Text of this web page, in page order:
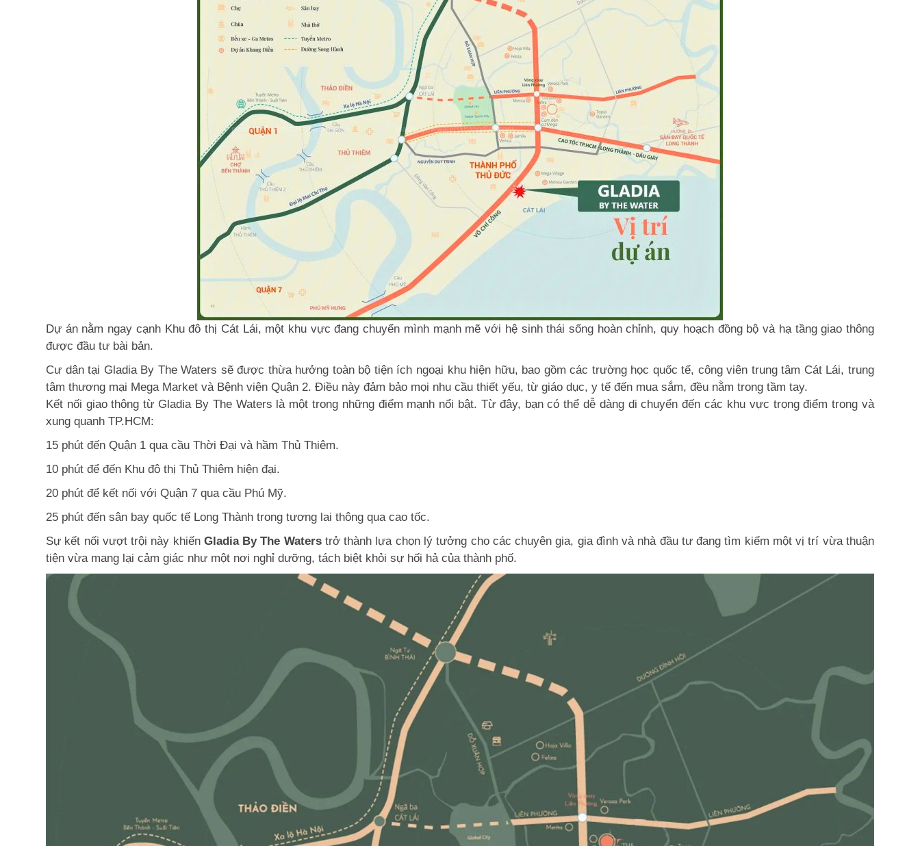
Dự án nằm ngay cạnh Khu đô thị Cát Lái, một khu vực đang chuyển mình mạnh mẽ với hệ sinh thái sống hoàn chỉnh, quy hoạch đồng bộ và hạ tầng giao thông
được đầu tư bài bản.
Cư dân tại Gladia By The Waters sẽ được thừa hưởng toàn bộ tiện ích ngoại khu hiện hữu, bao gồm các trường học quốc tế, công viên trung tâm Cát Lái, trung
tâm thương mại Mega Market và Bệnh viện Quận 2. Điều này đảm bảo mọi nhu cầu thiết yếu, từ giáo dục, y tế đến mua sắm, đều nằm trong tầm tay.
Kết nối giao thông từ Gladia By The Waters là một trong những điểm mạnh nổi bật. Từ đây, bạn có thể dễ dàng di chuyển đến các khu vực trọng điểm trong và
xung quanh TP.HCM:
15 phút đến Quận 1 qua cầu Thời Đại và hầm Thủ Thiêm.
10 phút để đến Khu đô thị Thủ Thiêm hiện đại.
20 phút để kết nối với Quận 7 qua cầu Phú Mỹ.
25 phút đến sân bay quốc tế Long Thành trong tương lai thông qua cao tốc.
Sự kết nối vượt trội này khiến Gladia By The Waterstrở thành lựa chọn lý tưởng cho các chuyên gia, gia đình và nhà đầu tư đang tìm kiếm một vị trí vừa thuận
tiện vừa mang lại cảm giác như một nơi nghỉ dưỡng, tách biệt khỏi sự hối hả của thành phố.